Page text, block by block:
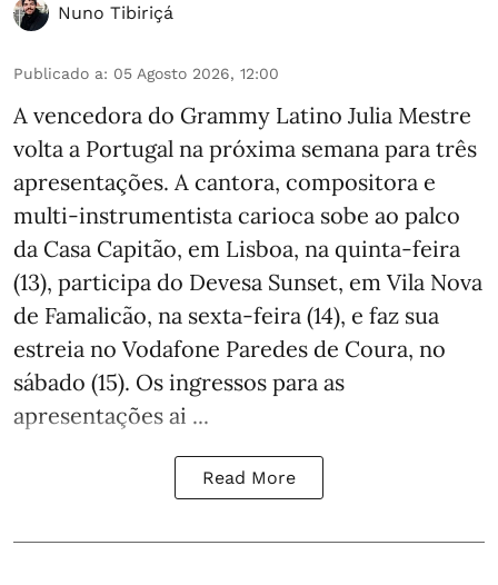
Nuno Tibiriçá
Publicado a: 05 Agosto 2026, 12:00
A vencedora do Grammy Latino Julia Mestre
volta a Portugal na próxima semana para três
apresentações. A cantora, compositora e
multi-instrumentista carioca sobe ao palco
da Casa Capitão, em Lisboa, na quinta-feira
(13), participa do Devesa Sunset, em Vila Nova
de Famalicão, na sexta-feira (14), e faz sua
estreia no Vodafone Paredes de Coura, no
sábado (15). Os ingressos para as
apresentações ai ...
Read More